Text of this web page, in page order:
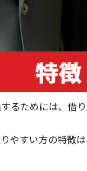
るためには、借
やすい方の特徴は